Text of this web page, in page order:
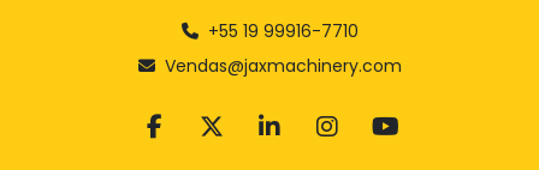
+55 19 99916-7710
Vendas@jaxmachinery.com
facebook
twitterlinkedininstagram
youtube